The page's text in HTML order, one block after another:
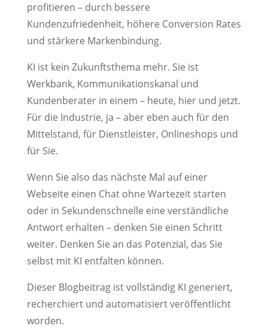
profitieren – durch bessere
Kundenzufriedenheit, höhere Conversion Rates
und stärkere Markenbindung.
KI ist kein Zukunftsthema mehr. Sie ist
Werkbank, Kommunikationskanal und
Kundenberater in einem – heute, hier und jetzt.
Für die Industrie, ja – aber eben auch für den
Mittelstand, für Dienstleister, Onlineshops und
für Sie.
Wenn Sie also das nächste Mal auf einer
Webseite einen Chat ohne Wartezeit starten
oder in Sekundenschnelle eine verständliche
Antwort erhalten – denken Sie einen Schritt
weiter. Denken Sie an das Potenzial, das Sie
selbst mit KI entfalten können.
Dieser Blogbeitrag ist vollständig KI generiert,
recherchiert und automatisiert veröffentlicht
worden.